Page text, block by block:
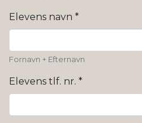
Elevens navn *
Fornavn + Efternavn
Elevens tlf. nr. *